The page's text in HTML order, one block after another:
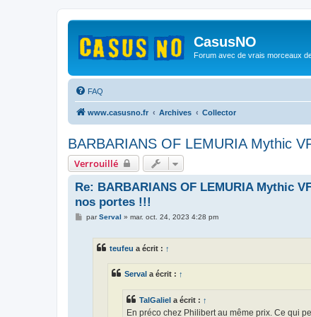
CasusNO
Forum avec de vrais morceaux
FAQ
www.casusno.fr Archives Collector
BARBARIANS OF LEMURIA Mythic
Verrouillé
Re: BARBARIANS OF LEMURIA Mythic
nos portes !!!
MparServal » mar. oct. 24, 2023 4:28 pm
teufeu a écrit : ↑
Serval a écrit : ↑
TalGaliel a écrit : ↑
En préco chez Philibert au même prix. Ce qui